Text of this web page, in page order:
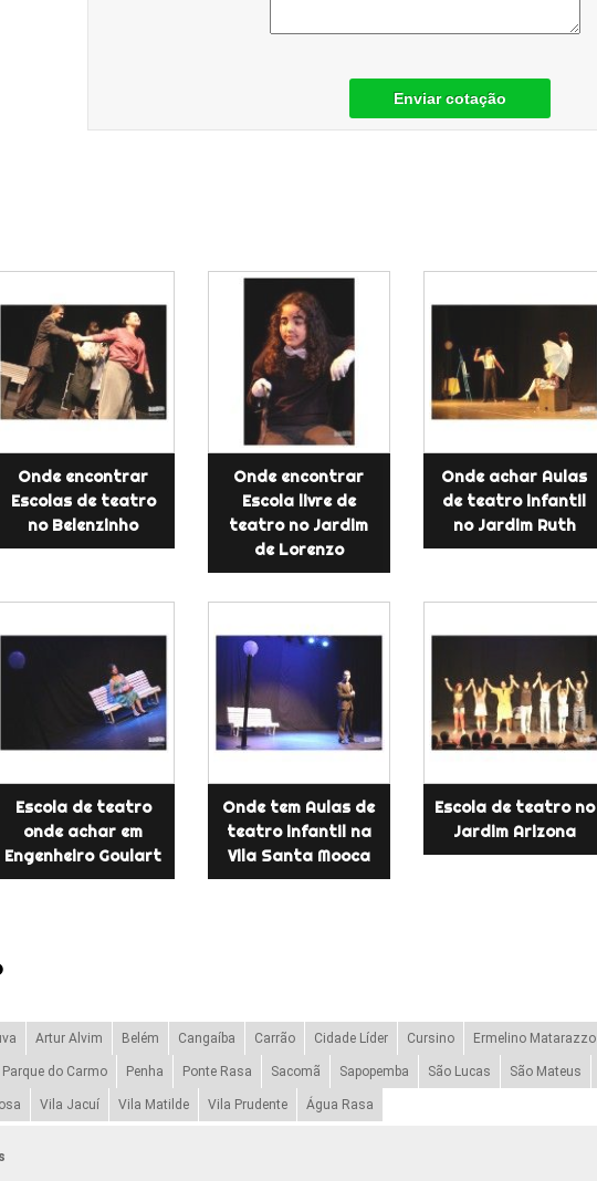
Enviar cotação
Onde encontrar
Escolas de teatro
no Belenzinho
Onde encontrar
Escola livre de
teatro no Jardim
de Lorenzo
Onde achar Aulas
de teatro infantil
no Jardim Ruth
Escola de teatro
onde achar em
Engenheiro Goulart
Onde tem Aulas de
teatro infantil na
Vila Santa Mooca
Escola de teatro no
Jardim Arizona
Artur Alvim Belém Cangaíba Carrão Cidade Líder Cursino Ermelino Matarazzo
Parque do Carmo Penha Ponte Rasa Sacomã Sapopemba São Lucas São Mateus
Vila Jacuí Vila Matilde Vila Prudente Água Rasa